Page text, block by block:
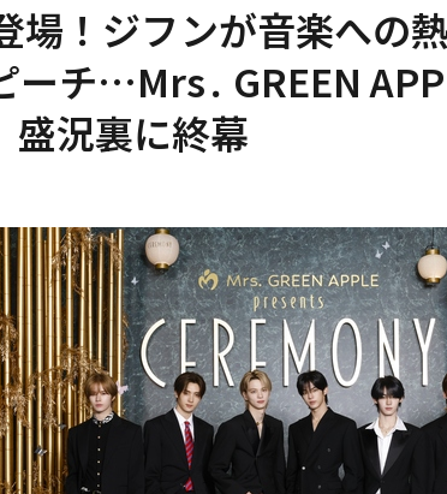
場！ジフンが音楽への
ーチ…Mrs․ GREEN
盛況裏に終幕